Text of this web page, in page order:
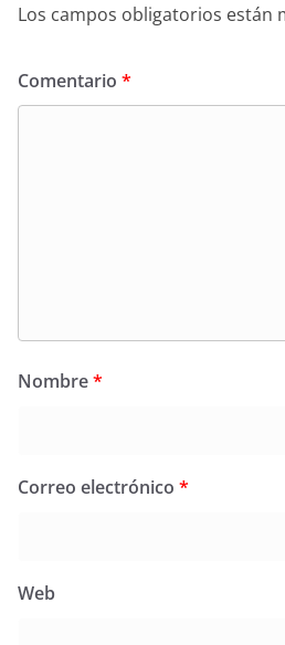
Los campos obligatorios están
Comentario *
Nombre*
Correo electrónico *
Web